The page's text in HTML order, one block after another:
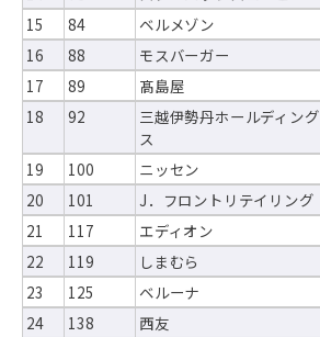
15
84 ベルメゾン
16
88 モスバーガー
17
89 髙島屋
18
92
三越伊勢丹ホールディング
ス
19 100 ニッセン
20
101 J．フロントリテイリング
21
117 エディオン
22
119 しまむら
23
125 ベルーナ
24
138 西友